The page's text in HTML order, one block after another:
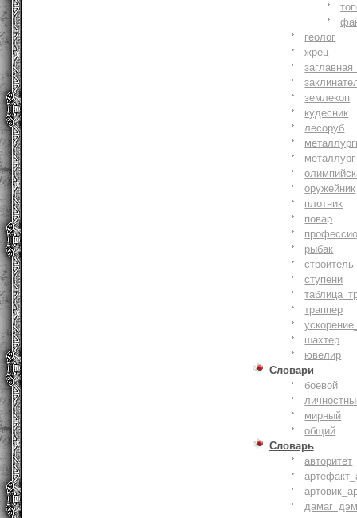
геолог
жрец
землекоп
кудесник
лесоруб
металлург
оружейник
плотник
повар
рыбак
строитель
ступени
траппер
шахтер
ювелир
Словари
боевой
мирный
общий
Словарь
авторитет